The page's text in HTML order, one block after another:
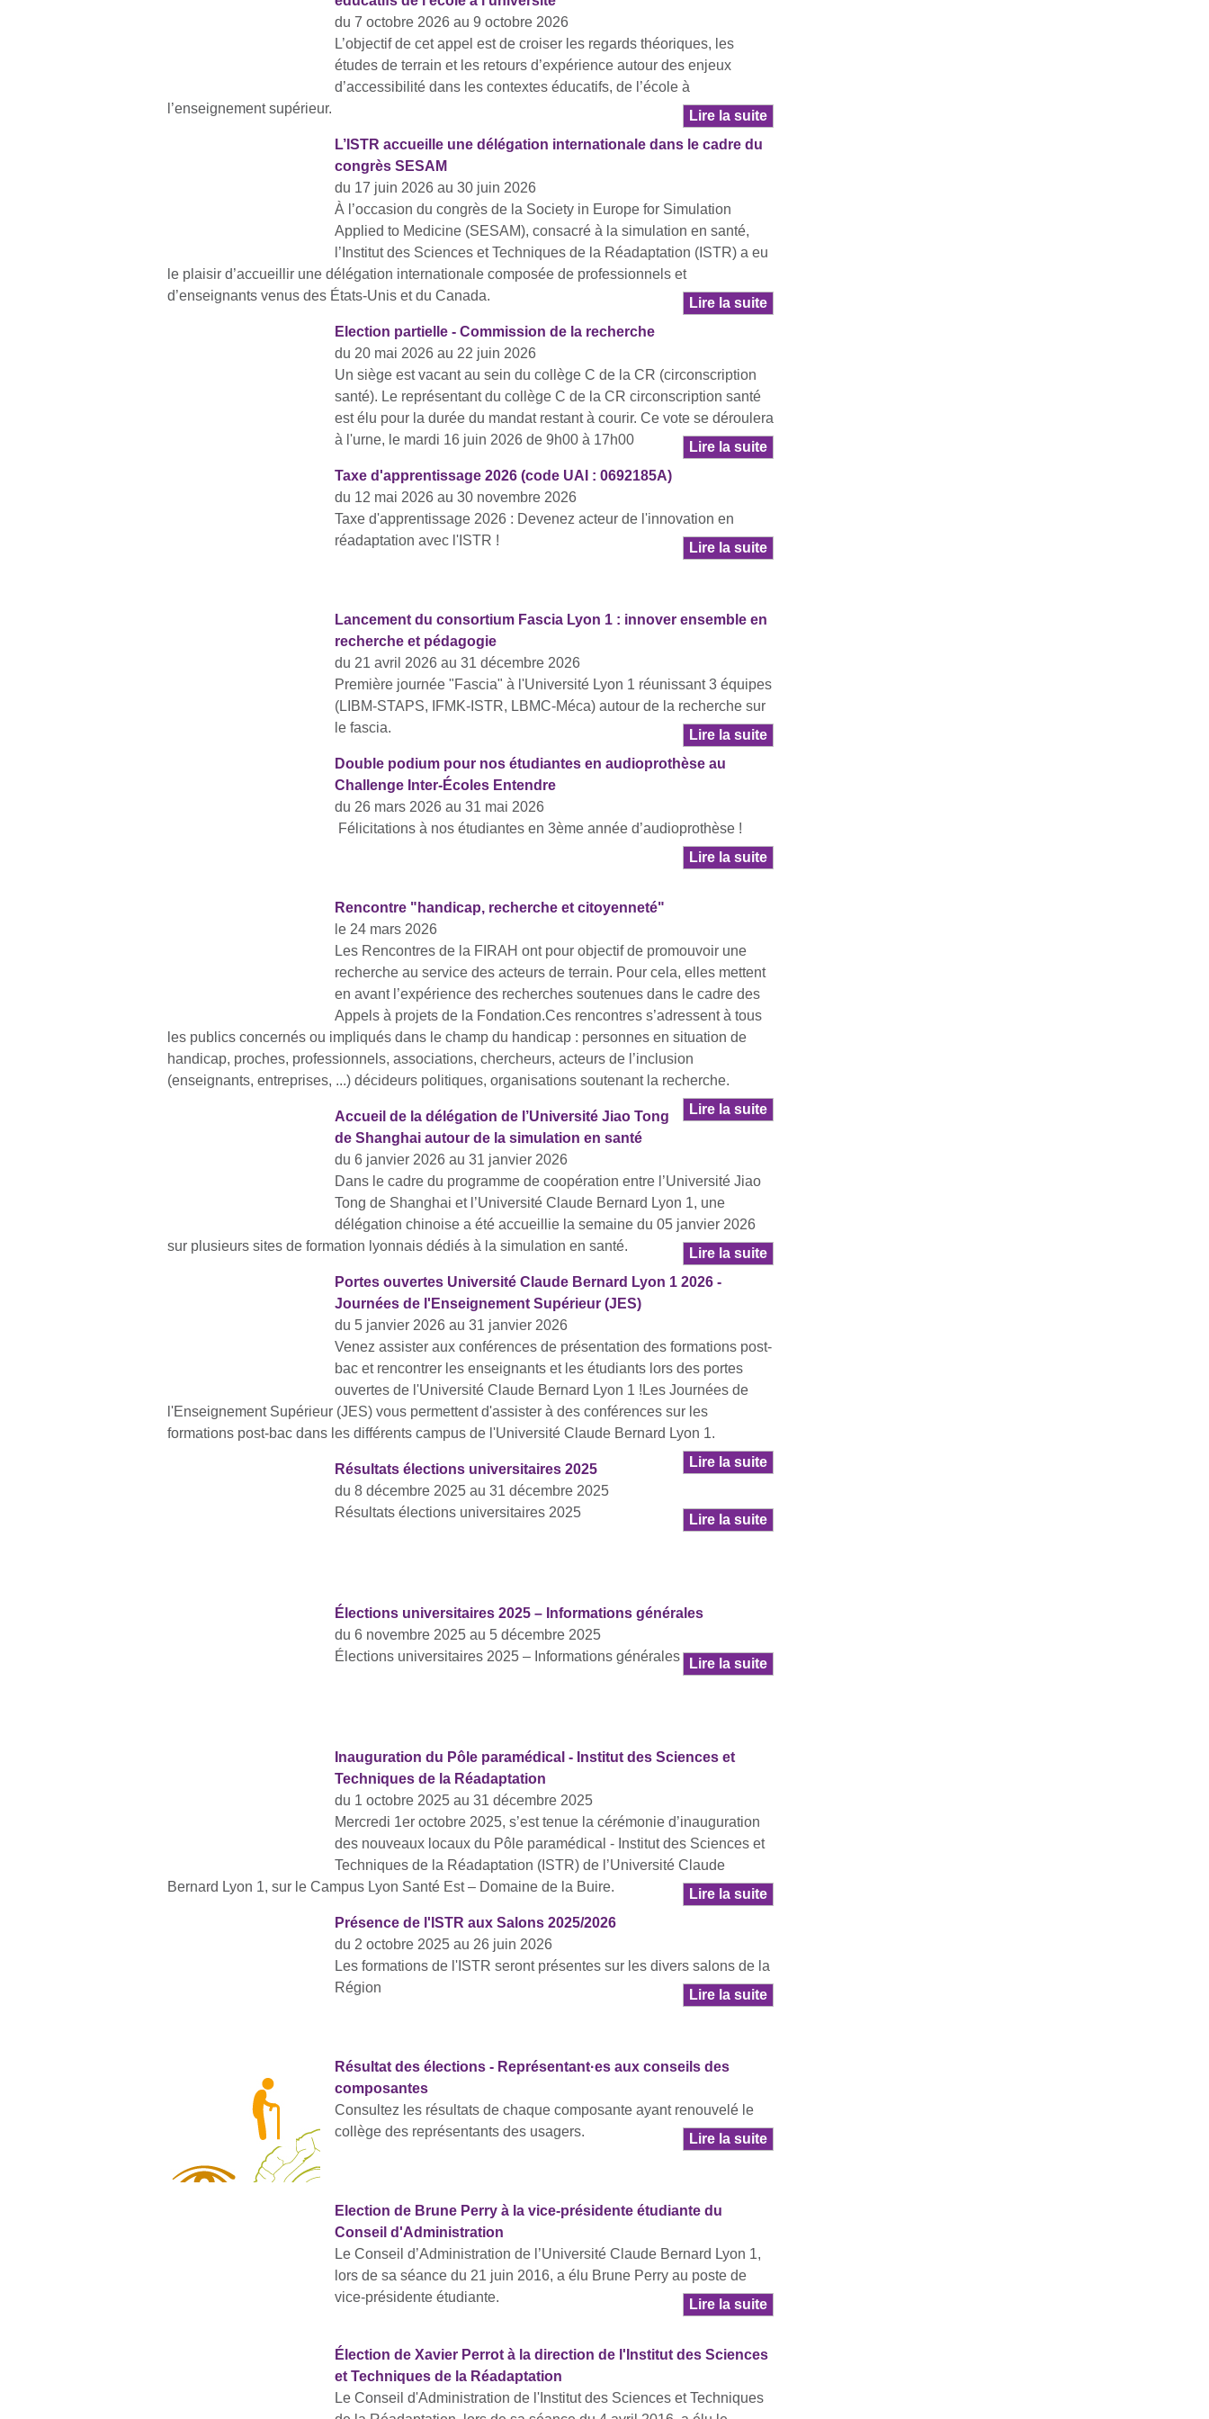
du 7 octobre 2026 au 9 octobre 2026
L’objectif de cet appel est de croiser les regards théoriques, les
études de terrain et les retours d’expérience autour des enjeux
d’accessibilité dans les contextes éducatifs, de l’école à
l’enseignement supérieur.
Lire la suite
L’ISTR accueille une délégation internationale dans le cadre du
congrès SESAM
du 17 juin 2026 au 30 juin 2026
À l’occasion du congrès de la Society in Europe for Simulation
Applied to Medicine (SESAM), consacré à la simulation en santé,
l’Institut des Sciences et Techniques de la Réadaptation (ISTR) a eu
le plaisir d’accueillir une délégation internationale composée de professionnels et
d’enseignants venus des États-Unis et du Canada.
Lire la suite
Election partielle - Commission de la recherche
du 20 mai 2026 au 22 juin 2026
Un siège est vacant au sein du collège C de la CR (circonscription
santé). Le représentant du collège C de la CR circonscription santé
est élu pour la durée du mandat restant à courir. Ce vote se déroulera
à l'urne, le mardi 16 juin 2026 de 9h00 à 17h00
Lire la suite
Taxe d'apprentissage 2026 (code UAI : 0692185A)
du 12 mai 2026 au 30 novembre 2026
Taxe d'apprentissage 2026 : Devenez acteur de l'innovation en
réadaptation avec l'ISTR !
Lire la suite
Lancement du consortium Fascia Lyon 1 : innover ensemble en
recherche et pédagogie
du 21 avril 2026 au 31 décembre 2026
Première journée "Fascia" à l'Université Lyon 1 réunissant 3 équipes
(LIBM-STAPS, IFMK-ISTR, LBMC-Méca) autour de la recherche sur
le fascia.
Lire la suite
Double podium pour nos étudiantes en audioprothèse au
Challenge Inter-Écoles Entendre
du 26 mars 2026 au 31 mai 2026
Félicitations à nos étudiantes en 3ème année d’audioprothèse !
Lire la suite
Rencontre "handicap, recherche et citoyenneté"
le 24 mars 2026
Les Rencontres de la FIRAH ont pour objectif de promouvoir une
recherche au service des acteurs de terrain. Pour cela, elles mettent
en avant l’expérience des recherches soutenues dans le cadre des
Appels à projets de la Fondation.Ces rencontres s’adressent à tous
les publics concernés ou impliqués dans le champ du handicap : personnes en situation de
handicap, proches, professionnels, associations, chercheurs, acteurs de l’inclusion
(enseignants, entreprises, ...) décideurs politiques, organisations soutenant la recherche.
Lire la suite
Accueil de la délégation de l’Université Jiao Tong
de Shanghai autour de la simulation en santé
du 6 janvier 2026 au 31 janvier 2026
Dans le cadre du programme de coopération entre l’Université Jiao
Tong de Shanghai et l’Université Claude Bernard Lyon 1, une
délégation chinoise a été accueillie la semaine du 05 janvier 2026
sur plusieurs sites de formation lyonnais dédiés à la simulation en santé.
Lire la suite
Portes ouvertes Université Claude Bernard Lyon 1 2026 -
Journées de l'Enseignement Supérieur (JES)
du 5 janvier 2026 au 31 janvier 2026
Venez assister aux conférences de présentation des formations post-
bac et rencontrer les enseignants et les étudiants lors des portes
ouvertes de l'Université Claude Bernard Lyon 1 !Les Journées de
l'Enseignement Supérieur (JES) vous permettent d'assister à des conférences sur les
formations post-bac dans les différents campus de l'Université Claude Bernard Lyon 1.
Lire la suite
Résultats élections universitaires 2025
du 8 décembre 2025 au 31 décembre 2025
Résultats élections universitaires 2025
Lire la suite
Élections universitaires 2025 – Informations générales
du 6 novembre 2025 au 5 décembre 2025
Élections universitaires 2025 – Informations générales
Lire la suite
Inauguration du Pôle paramédical - Institut des Sciences et
Techniques de la Réadaptation
du 1 octobre 2025 au 31 décembre 2025
Mercredi 1er octobre 2025, s’est tenue la cérémonie d’inauguration
des nouveaux locaux du Pôle paramédical - Institut des Sciences et
Techniques de la Réadaptation (ISTR) de l’Université Claude
Bernard Lyon 1, sur le Campus Lyon Santé Est – Domaine de la Buire.
Lire la suite
Présence de l'ISTR aux Salons 2025/2026
du 2 octobre 2025 au 26 juin 2026
Les formations de l'ISTR seront présentes sur les divers salons de la
Région
Lire la suite
Résultat des élections - Représentant·es aux conseils des
composantes
Consultez les résultats de chaque composante ayant renouvelé le
collège des représentants des usagers.
Lire la suite
Election de Brune Perry à la vice-présidente étudiante du
Conseil d'Administration
Le Conseil d’Administration de l’Université Claude Bernard Lyon 1,
lors de sa séance du 21 juin 2016, a élu Brune Perry au poste de
vice-présidente étudiante.
Lire la suite
Élection de Xavier Perrot à la direction de l'Institut des Sciences
et Techniques de la Réadaptation
Le Conseil d'Administration de l'Institut des Sciences et Techniques